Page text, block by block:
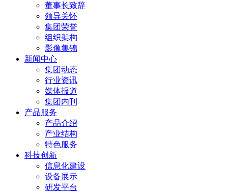
董事长致辞
领导关怀
集团荣誉
组织架构
影像集锦
新闻中心
集团动态
行业资讯
媒体报道
集团内刊
产品服务
产品介绍
产业结构
特色服务
科技创新
信息化建设
设备展示
研发平台